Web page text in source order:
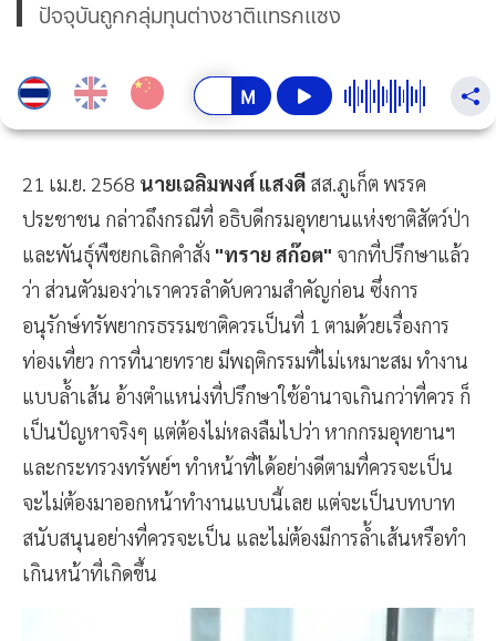
ปัจจุบันถูกกลุ่มทุนต่างชาติแทรกแซง
21 เม.ย. 2568 นายเฉลิมพงศ์ แสงดี สส.ภูเก็ต พรรค
ประชาชน กล่าวถึงกรณีที่ อธิบดีกรมอุทยานแห่งชาติสัตว์ป่า
และพันธุ์พืชยกเลิกคำสั่ง "ทราย สก๊อต" จากที่ปรึกษาแล้ว
ว่า ส่วนตัวมองว่าเราควรลำดับความสำคัญก่อน ซึ่งการ
อนุรักษ์ทรัพยากรธรรมชาติควรเป็นที่ 1 ตามด้วยเรื่องการ
ท่องเที่ยว การที่นายทราย มีพฤติกรรมที่ไม่เหมาะสม ทำงาน
แบบล้ำเส้น อ้างตำแหน่งที่ปรึกษาใช้อำนาจเกินกว่าที่ควร ก็
เป็นปัญหาจริงๆ แต่ต้องไม่หลงลืมไปว่า หากกรมอุทยานฯ
และกระทรวงทรัพย์ฯ ทำหน้าที่ได้อย่างดีตามที่ควรจะเป็น
จะไม่ต้องมาออกหน้าทำงานแบบนี้เลย แต่จะเป็นบทบาท
สนับสนุนอย่างที่ควรจะเป็น และไม่ต้องมีการล้ำเส้นหรือทำ
เกินหน้าที่เกิดขึ้น